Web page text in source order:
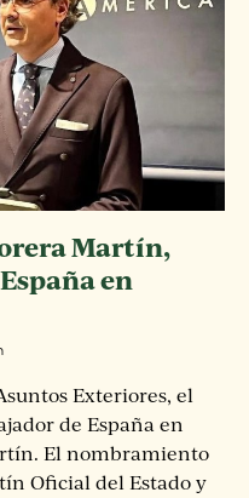
Martín,
en
Exteriores, el
de España en
El nombramiento
Oficial del Estado y